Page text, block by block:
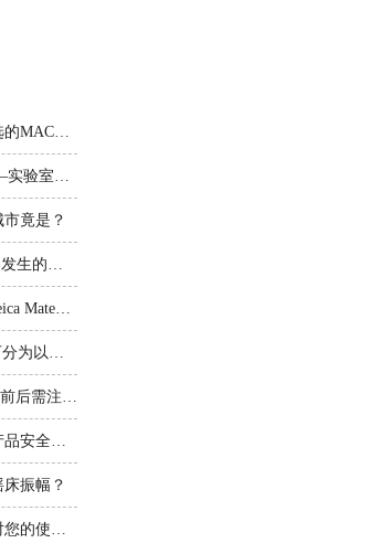
如何选择合适您细胞分选的MACS分选柱
今日头条 | MIXSTER——实验室里的变形金刚
竟是？
消毒灭菌 | 医院预防感染发生的重要防线
探索微观世界的奥秘 | Leica Mateo FL数码倒置显微镜
有关CO2培养箱的操作可分为以下九个步骤
thermoCO2培养箱在使用前后需注意哪些事项？
默克微生物检测：确保产品安全的科技力量
振幅？
正确安装粒子计数器，对您的使用很重要！